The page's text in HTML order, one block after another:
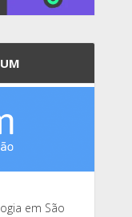
em São